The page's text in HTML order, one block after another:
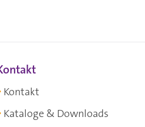
Kontakt
Kataloge & Downloads